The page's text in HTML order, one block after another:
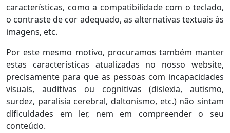
características, como a compatibilidade com o teclado,
o contraste de cor adequado, as alternativas textuais às
imagens, etc.
Por este mesmo motivo, procuramos também manter
estas características atualizadas no nosso website,
precisamente para que as pessoas com incapacidades
visuais, auditivas ou cognitivas (dislexia, autismo,
surdez, paralisia cerebral, daltonismo, etc.) não sintam
dificuldades em ler, nem em compreender o seu
conteúdo.